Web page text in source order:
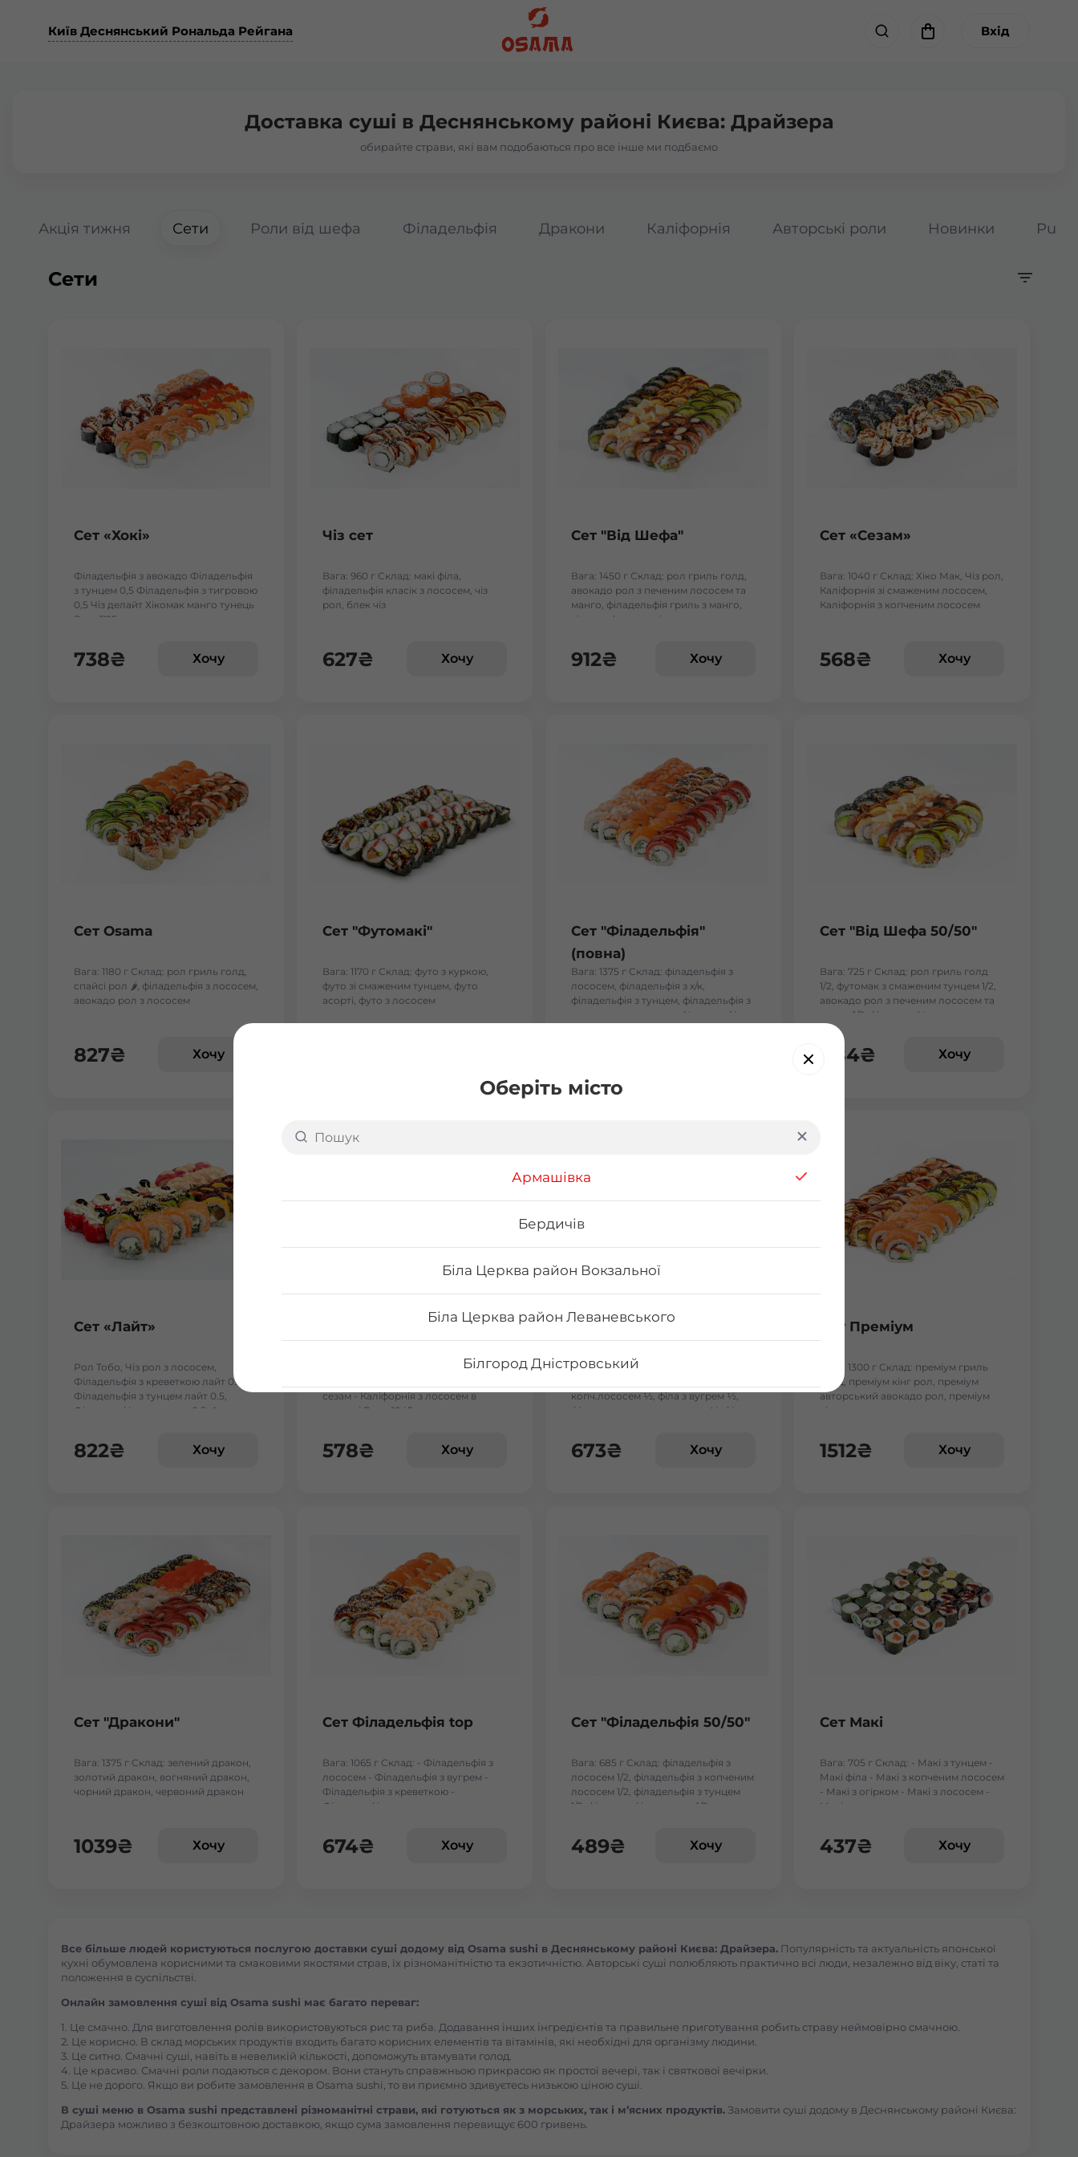
Оберіть місто
Армашівка
Бердичів
Біла Церква район Вокзальної
Біла Церква район Леваневського
Білгород Дністровський
Бориспіль Головатого
Бориспіль Робітнича
Бровари Бульвар Незалежності Масив
Бровари Торгмаш Москаленка
Васильків Ринок 1Травня
Вінницькі Хутори Чехова
Вінниця Замостянський Янгеля
Вінниця Корея Лесі Українки
Київ Деснянський Рональда Рейгана Вхід
Доставка суші в Деснянському районі Києва: Драйзера
обирайте страви, які вам подобаються про все інше ми подбаємо
Акція тижня Сети Роли від шефа Філадельфія Дракони Каліфорнія Авторські роли Новинки
Сети
Сет «Хокі»
Філадельфія з авокадо Філадельфія
з тунцем 0,5 Філадельфія з тигровою
0,5 Чіз делайт Хікомак манго тунець
Вага:1125 г.
738₴ Хочу
Чіз сет
Вага: 960 г Склад: макі філа,
філадельфія класік з лососем, чіз
рол, блек чіз
627₴ Хочу
Сет "Від Шефа"
Вага: 1450 г Склад: рол гриль голд,
авокадо рол з печеним лососем та
манго, філадельфія гриль з манго,
чіз рол, футумак зі смаженим тунцем
912₴ Хочу
Сет «Сезам»
Вага: 1040 г Склад: Хіко Мак, Чіз рол,
Каліфорнія зі смаженим лососем,
Каліфорнія з копченим лососем
568₴ Хочу
Сет Osama
Вага: 1180 г Склад: рол гриль голд,
спайсі рол 🌶️, філадельфія з лососем,
авокадо рол з лососем
827₴ Хочу
Сет "Футомакі"
Вага: 1170 г Склад: футо з куркою,
футо зі смаженим тунцем, футо
асорті, футо з лососем
Сет "Філадельфія"
(повна)
Вага: 1375 г Склад: філадельфія з
лососем, філадельфія з х/к,
філадельфія з тунцем, філадельфія з
тигровою креветкою, філадельфія з
Сет "Від Шефа 50/50"
Вага: 725 г Склад: рол гриль голд
1/2, футомак з смаженим тунцем 1/2,
авокадо рол з печеним лососем та
манго 1/2, філадельфія гриль з манго
1/2, чіз рол 1/2
484₴ Хочу
Сет «Лайт»
Рол Тобо, Чіз рол з лососем,
Філадельфія з креветкою лайт 0.5,
Філадельфія з тунцем лайт 0.5,
Філадельфія з лососем 0.5, Авокадо
822₴ Хочу
сезам - Каліфорнія з лососем в
кунжуті Вага: 1045 г
578₴ Хочу
Сет Токіо
Вага: 1090 г Склад: філа з лососесм
копч.лососем ½, філа з вугрем ½,
філа з тигровою креветкою ½, філа
673₴ Хочу
Сет Преміум
Вага: 1300 г Склад: преміум гриль
голд, преміум кінг рол, преміум
авторський авокадо рол, преміум
кіото рол.
1512₴ Хочу
Сет "Дракони"
Вага: 1375 г Склад: зелений дракон,
золотий дракон, вогняний дракон,
чорний дракон, червоний дракон
1039₴ Хочу
Сет Філадельфія top
Вага: 1065 г Склад: - Філадельфія з
лососем - Філадельфія з вугрем -
Філадельфія з креветкою -
Філадельфія сезам
674₴ Хочу
Сет "Філадельфія 50/50"
Вага: 685 г Склад: філадельфія з
лососем 1/2, філадельфія з копченим
лососем 1/2, філадельфія з тунцем
1/2, філадельфія з вугрем 1/2,
489₴ Хочу
Сет Макі
Вага: 705 г Склад: - Макі з тунцем -
Макі філа - Макі з копченим лососем
- Макі з огірком - Макі з лососем -
Макі з манго
437₴ Хочу
Все більше людей користуються послугою доставки суші додому від Osama sushi в Деснянському районі Києва: Драйзера. Популярність та актуальність японської
кухні обумовлена корисними та смаковими якостями страв, їх різноманітністю та екзотичністю. Авторські суші полюбляють практично всі люди, незалежно від віку, статі та
положення в суспільстві.
Онлайн замовлення суші від Osama sushi має багато переваг:
1. Це смачно. Для виготовлення ролів використовуються рис та риба. Додавання інших інгредієнтів та правильне приготування робить страву неймовірно смачною.
2. Це корисно. В склад морських продуктів входить багато корисних елементів та вітамінів, які необхідні для організму людини.
3. Це ситно. Смачні суші, навіть в невеликій кількості, допоможуть втамувати голод.
4. Це красиво. Смачні роли подаються с декором. Вони стануть справжньою прикрасою як простої вечері, так і святкової вечірки.
5. Це не дорого. Якщо ви робите замовлення в Osama sushi, то ви приємно здивуєтесь низькою ціною суші.
В суші меню в Osama sushi представлені різноманітні страви, які готуються як з морських, так і м’ясних продуктів. Замовити суші додому в Деснянському районі Києва:
Драйзера можливо з безкоштовною доставкою, якщо сума замовлення перевищує 600 гривень.